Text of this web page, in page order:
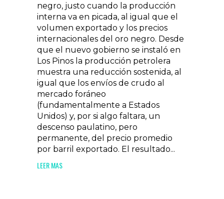
negro, justo cuando la producción
interna va en picada, al igual que el
volumen exportado y los precios
internacionales del oro negro. Desde
que el nuevo gobierno se instaló en
Los Pinos la producción petrolera
muestra una reducción sostenida, al
igual que los envíos de crudo al
mercado foráneo
(fundamentalmente a Estados
Unidos) y, por si algo faltara, un
descenso paulatino, pero
permanente, del precio promedio
por barril exportado. El resultado...
LEER MAS